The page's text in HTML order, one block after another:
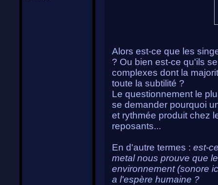
Alors est-ce que les
? Ou bien est-ce qu'ils
complexes dont la
toute la subtilité ?
Le questionnement le
se demander pourquoi
et rythmée produit chez
reposants...
En d'autre termes : est-
metal nous prouve que
environnement (sonore
a l'espère humaine ?